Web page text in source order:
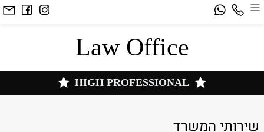
Law Office
HIGH PROFESSIONAL
שירותי המשרד